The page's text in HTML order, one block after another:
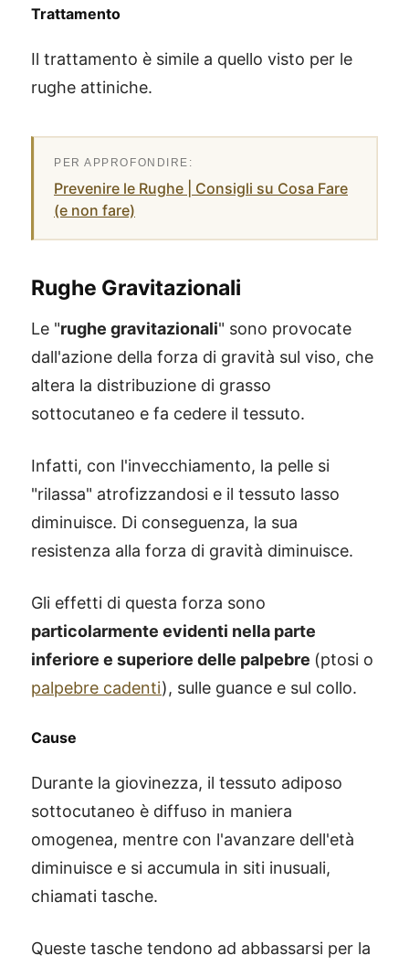
Trattamento
Il trattamento è simile a quello visto per le
rughe attiniche.
Prevenire le Rughe | Consigli su Cosa Fare
(e non fare)
Rughe Gravitazionali
Le "rughe gravitazionali" sono provocate
dall'azione della forza di gravità sul viso, che
altera la distribuzione di grasso
sottocutaneo e fa cedere il tessuto.
Infatti, con l'invecchiamento, la pelle si
"rilassa" atrofizzandosi e il tessuto lasso
diminuisce. Di conseguenza, la sua
resistenza alla forza di gravità diminuisce.
Gli effetti di questa forza sono
particolarmente evidenti nella parte
inferiore e superiore delle palpebre (ptosi o
palpebre cadenti), sulle guance e sul collo.
Cause
Durante la giovinezza, il tessuto adiposo
sottocutaneo è diffuso in maniera
omogenea, mentre con l'avanzare dell'età
diminuisce e si accumula in siti inusuali,
chiamati tasche.
Queste tasche tendono ad abbassarsi per la